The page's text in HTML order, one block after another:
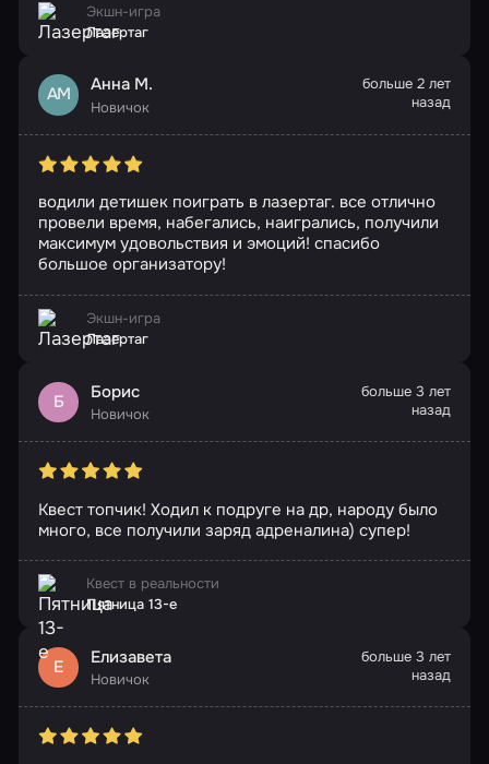
Экшн-игра
Лазертаг
АМ Анна М.
Новичок
больше 2 лет
назад
водили детишек поиграть в лазертаг. все отлично
провели время, набегались, наигрались, получили
максимум удовольствия и эмоций! спасибо
большое организатору!
Экшн-игра
Лазертаг
Б Борис
Новичок
больше 3 лет
назад
Квест топчик! Ходил к подруге на др, народу было
много, все получили заряд адреналина) супер!
Квест в реальности
Пятница 13-е
Е Елизавета
Новичок
больше 3 лет
назад